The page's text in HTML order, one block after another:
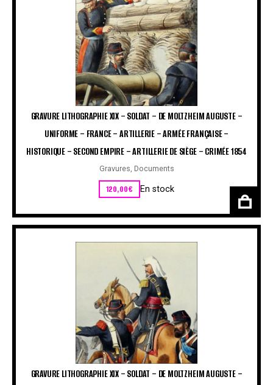
GRAVURE LITHOGRAPHIE XIX – SOLDAT – DE MOLTZHEIM AUGUSTE –
UNIFORME – FRANCE – ARTILLERIE – ARMÉE FRANÇAISE –
HISTORIQUE – SECOND EMPIRE – ARTILLERIE DE SIÈGE – CRIMÉE 1854
Gravures, Documents
120,00€ En stock
GRAVURE LITHOGRAPHIE XIX – SOLDAT – DE MOLTZHEIM AUGUSTE –